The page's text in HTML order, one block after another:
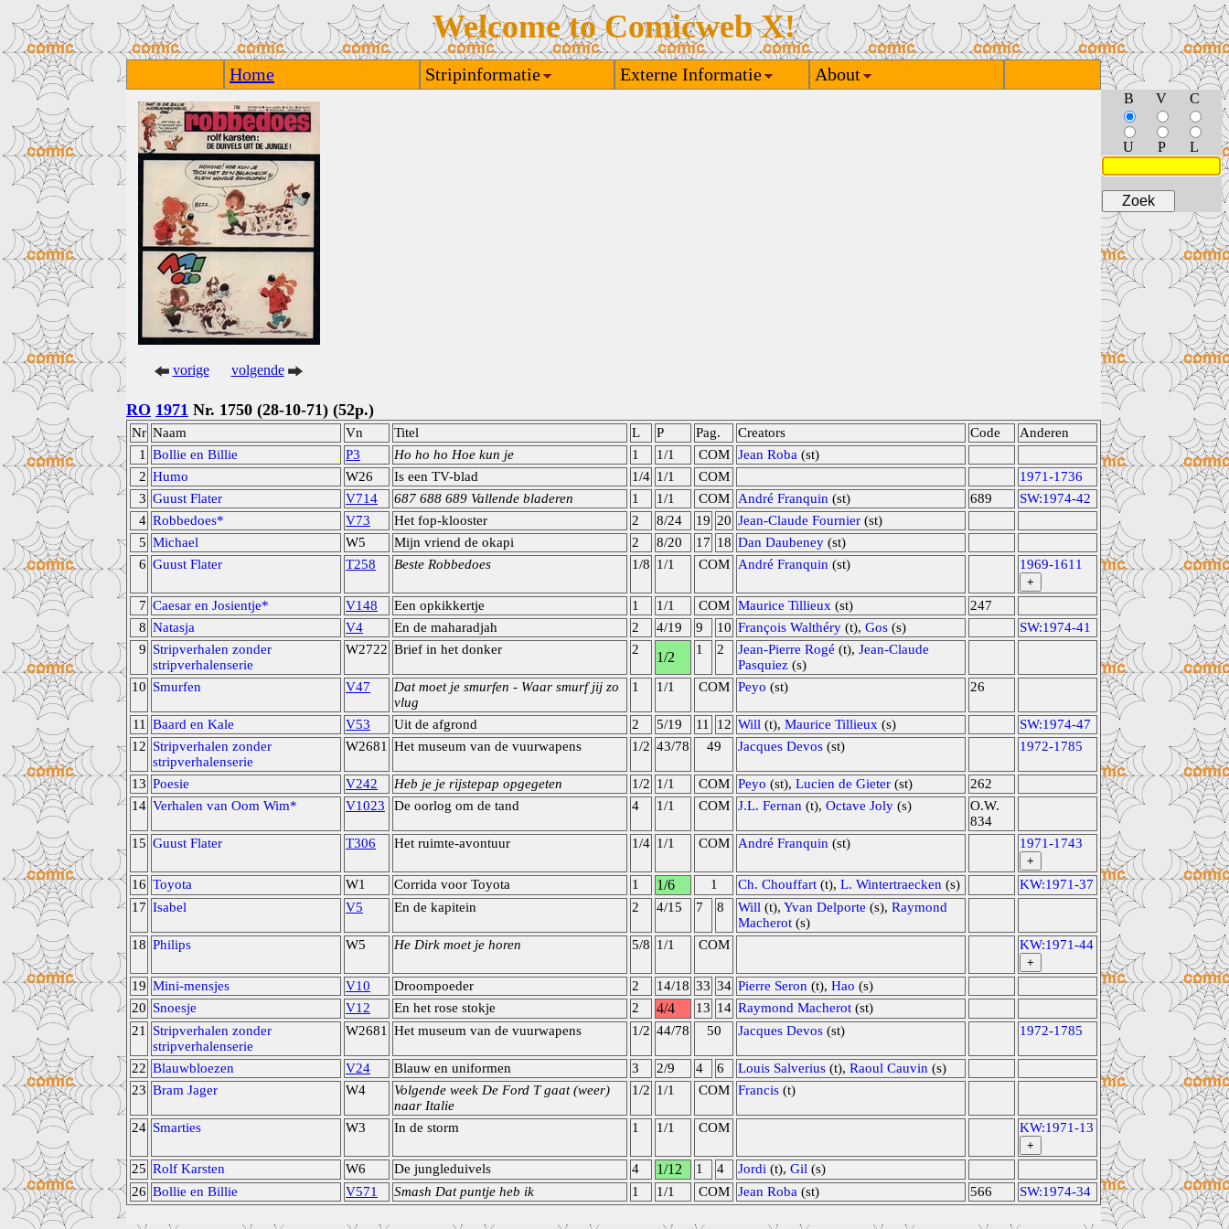
Welcome to Comicweb X!
Home Stripinformatie Externe Informatie About
vorige volgende
RO 1971 Nr. 1750 (28-10-71) (52p.)
Nr Naam Vn Titel L P Pag. Creators Code
Anderen
1
Bollie en Billie P3 Ho ho ho Hoe kun je 1 1/1 COM Jean Roba (st)
2 Humo W26 Is een TV-blad 1/4 1/1 COM
1971-1736
3 Guust Flater V714 687 688 689 Vallende bladeren 1 1/1 COM André Franquin (st) 689
SW:1974-42
4 Robbedoes* V73 Het fop-klooster 2 8/24 19 20 Jean-Claude Fournier (st)
5 Michael W5 Mijn vriend de okapi 2 8/20 17 18 Dan Daubeney (st)
6 Guust Flater T258 Beste Robbedoes 1/8 1/1 COM André Franquin (st) 1969-1611
+
7 Caesar en Josientje* V148 Een opkikkertje 1 1/1 COM Maurice Tillieux (st)
247
8 Natasja V4 En de maharadjah 2 4/19 9 10 François Walthéry (t), Gos (s)
SW:1974-41
9 Stripverhalen zonder
stripverhalenserie
W2722 Brief in het donker 2 1/2 1 2 Jean-Pierre Rogé (t), Jean-Claude
Pasquiez (s)
10 Smurfen V47
Dat moet je smurfen - Waar smurf jij zo
vlug
1 1/1 COM Peyo (st) 26
11 Baard en Kale V53 Uit de afgrond 2 5/19 11 12 Will (t), Maurice Tillieux (s)
SW:1974-47
12 Stripverhalen zonder
stripverhalenserie
W2681 Het museum van de vuurwapens 1/2 43/78 49 Jacques Devos (st) 1972-1785
13 Poesie V242 Heb je je rijstepap opgegeten 1/2 1/1 COM Peyo (st), Lucien de Gieter (st)
262
14 Verhalen van Oom Wim* V1023 De oorlog om de tand 4 1/1 COM J.L. Fernan (t), Octave Joly (s)
O.W.
834
15 Guust Flater T306 Het ruimte-avontuur 1/4 1/1 COM André Franquin (st) 1971-1743
+
16 Toyota W1 Corrida voor Toyota 1 1/6 1 Ch. Chouffart (t), L. Wintertraecken (s)
KW:1971-37
17 Isabel V5 En de kapitein 2 4/15 7 8 Will (t), Yvan Delporte (s), Raymond
Macherot (s)
18 Philips W5 He Dirk moet je horen 5/8 1/1 COM KW:1971-44
+
19 Mini-mensjes V10 Droompoeder 2 14/18 33 34 Pierre Seron (t), Hao (s)
20 Snoesje V12 En het rose stokje 2 4/4 13 14 Raymond Macherot (st)
21
Stripverhalen zonder
stripverhalenserie
W2681 Het museum van de vuurwapens 1/2 44/78 50 Jacques Devos (st) 1972-1785
22 Blauwbloezen V24 Blauw en uniformen 3 2/9 4 6 Louis Salverius (t), Raoul Cauvin (s)
23 Bram Jager W4
Volgende week De Ford T gaat (weer)
naar Italie
1/2 1/1 COM Francis (t)
24 Smarties W3 In de storm 1 1/1 COM KW:1971-13
+
25 Rolf Karsten W6 De jungleduivels 4 1/12 1 4 Jordi (t), Gil (s)
26 Bollie en Billie V571 Smash Dat puntje heb ik 1 1/1 COM Jean Roba (st) 566 SW:1974-34
B V C
U P L